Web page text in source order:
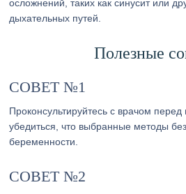
осложнений, таких как синусит или
дыхательных путей.
Полезные
СОВЕТ №1
Проконсультируйтесь с врачом
убедиться, что выбранные методы
беременности.
СОВЕТ №2